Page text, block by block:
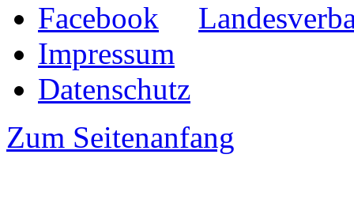
Impressum
Datenschutz
Zum Seitenanfang